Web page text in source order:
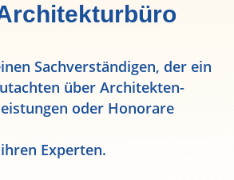
Sachverständigen, der ein
über Architekten-
oder Honorare
Experten.